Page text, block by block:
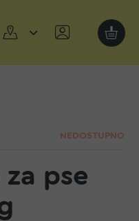
Moja
NEDOSTUPNO
pse